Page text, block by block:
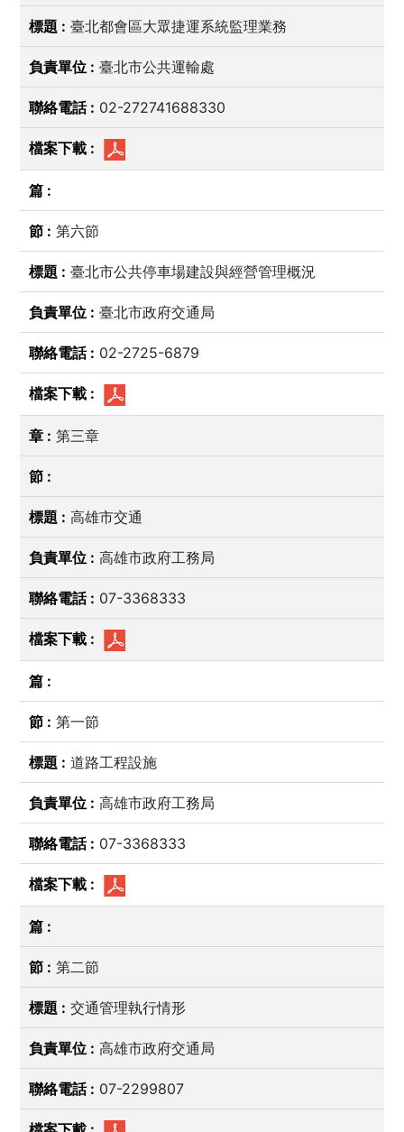
臺北都會區大眾捷運系統監理業務
臺北市公共運輸處
02-272741688330
第六節
臺北市公共停車場建設與經營管理概況
臺北市政府交通局
02-2725-6879
第三章
高雄市交通
高雄市政府工務局
07-3368333
第一節
道路工程設施
高雄市政府工務局
07-3368333
第二節
交通管理執行情形
高雄市政府交通局
07-2299807